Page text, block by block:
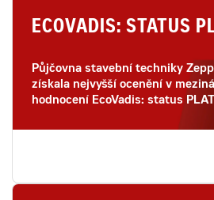
ECOVADIS: STATUS
Půjčovna stavební techniky
získala nejvyšší ocenění v
hodnocení EcoVadis: status